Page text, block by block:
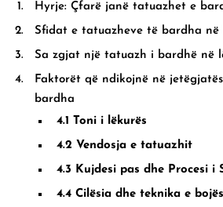
Hyrje: Çfarë janë tatuazhet e
Sfidat e tatuazheve të bardha në
Sa zgjat një tatuazh i bardhë në
Faktorët që ndikojnë në
bardha
4.1 Toni i lëkurës
4.2 Vendosja e tatuazhit
4.3 Kujdesi pas dhe Procesi i
4.4 Cilësia dhe teknika e bojës